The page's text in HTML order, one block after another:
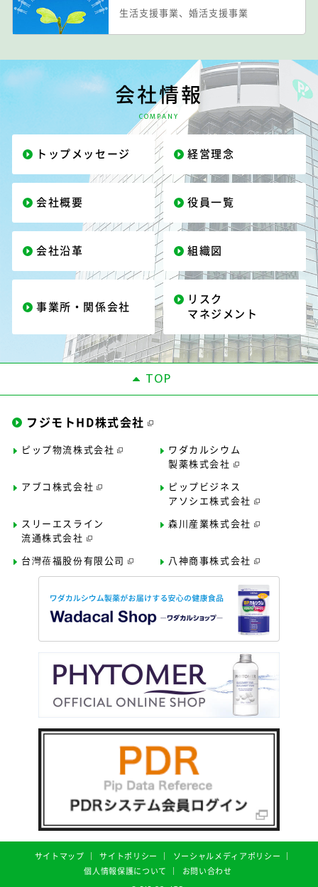
生活支援事業、婚活支援事業
会社情報
COMPANY
トップメッセージ 経営理念
会社概要 役員一覧
会社沿革 組織図
事業所・関係会社
リスク
マネジメント
TOP
フジモトHD株式会社
ピップ物流株式会社
ワダカルシウム
製薬株式会社
アブコ株式会社
ピップビジネス
アソシエ株式会社
スリーエスライン
流通株式会社
森川産業株式会社
台灣蓓福股份有限公司 八神商事株式会社
サイトマップ サイトポリシー
ソーシャルメディアポリシー
個人情報保護について
お問い合わせ